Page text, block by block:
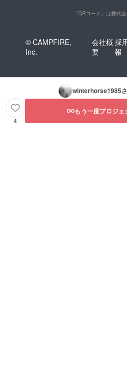
「QRコード」は株式
© CAMPFIRE,
Inc.
会社概
要
採
報
winterhorse1985
4
もう一度プロジ